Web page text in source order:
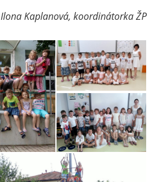
Ilona Kaplanová, koordinátorka ŽP